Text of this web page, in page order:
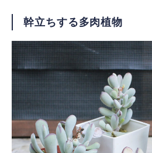
幹立ちする多肉植物